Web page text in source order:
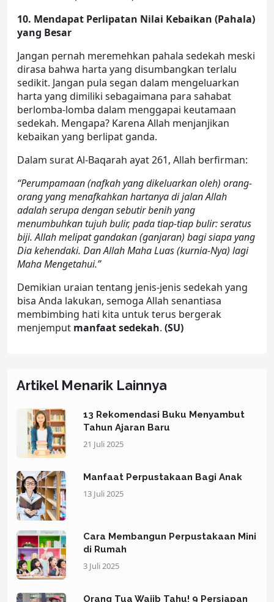
10. Mendapat Perlipatan Nilai Kebaikan (Pahala)
yang Besar
Jangan pernah meremehkan pahala sedekah meski
dirasa bahwa harta yang disumbangkan terlalu
sedikit. Jangan pula segan dalam mengeluarkan
harta yang dimiliki sebagaimana para sahabat
berlomba-lomba dalam menggapai keutamaan
sedekah. Mengapa? Karena Allah menjanjikan
kebaikan yang berlipat ganda.
Dalam surat Al-Baqarah ayat 261, Allah berfirman:
“Perumpamaan (nafkah yang dikeluarkan oleh) orang-
orang yang menafkahkan hartanya di jalan Allah
adalah serupa dengan sebutir benih yang
menumbuhkan tujuh bulir, pada tiap-tiap bulir: seratus
biji. Allah melipat gandakan (ganjaran) bagi siapa yang
Dia kehendaki. Dan Allah Maha Luas (kurnia-Nya) lagi
Maha Mengetahui.”
Demikian uraian tentang jenis-jenis sedekah yang
bisa Anda lakukan, semoga Allah senantiasa
membimbing hati kita untuk terus bergerak
menjemput manfaat sedekah. (SU)
Artikel Menarik Lainnya
13 Rekomendasi Buku Menyambut
Tahun Ajaran Baru
21 Juli 2025
Manfaat Perpustakaan Bagi Anak
13 Juli 2025
Cara Membangun Perpustakaan Mini
di Rumah
3 Juli 2025
Orang Tua Wajib Tahu! 9 Persiapan